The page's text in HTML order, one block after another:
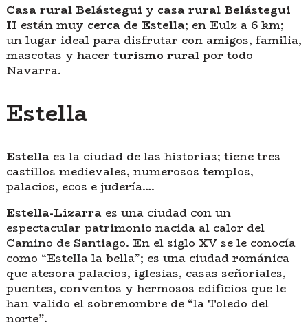
Casa rural Belástegui y casa rural Belástegui
II están muy cerca de Estella; en Eulz a 6 km;
un lugar ideal para disfrutar con amigos, familia,
mascotas y hacer turismo ruralpor todo
Navarra.
Estella
Estellaes la ciudad de las historias; tiene tres
castillos medievales, numerosos templos,
palacios, ecos e judería….
Estella-Lizarraes una ciudad con un
espectacular patrimonio nacida al calor del
Camino de Santiago. En el siglo XV se le conocía
como “Estella la bella”; es una ciudad románica
que atesora palacios, iglesias, casas señoriales,
puentes, conventos y hermosos edificios que le
han valido el sobrenombre de “la Toledo del
norte”.